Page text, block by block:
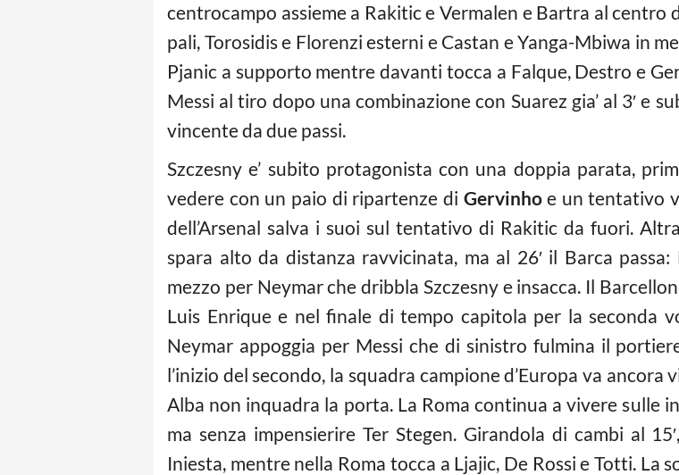
centrocampo assieme a Rakitic e Vermalen e Bartra al centro
pali, Torosidis e Florenzi esterni e Castan e Yanga-Mbiwa in
Pjanic a supporto mentre davanti tocca a Falque, Destro e
Messi al tiro dopo una combinazione con Suarez gia’ al 3′ e
vincente da due passi.
Szczesny e’ subito protagonista con una doppia parata,
vedere con un paio di ripartenze di Gervinhoe un tentativo
dell’Arsenal salva i suoi sul tentativo di Rakitic da fuori.
spara alto da distanza ravvicinata, ma al 26′ il Barca
mezzo per Neymar che dribbla Szczesny e insacca. Il
Luis Enrique e nel finale di tempo capitola per la seconda
Neymar appoggia per Messi che di sinistro fulmina il
l’inizio del secondo, la squadra campione d’Europa va
Alba non inquadra la porta. La Roma continua a vivere sulle
ma senza impensierire Ter Stegen. Girandola di cambi al
Iniesta, mentre nella Roma tocca a Ljajic, De Rossi e Totti. La